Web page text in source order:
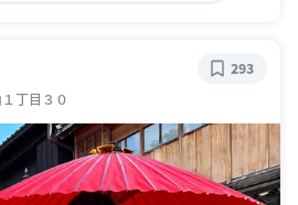
丁目３０
293